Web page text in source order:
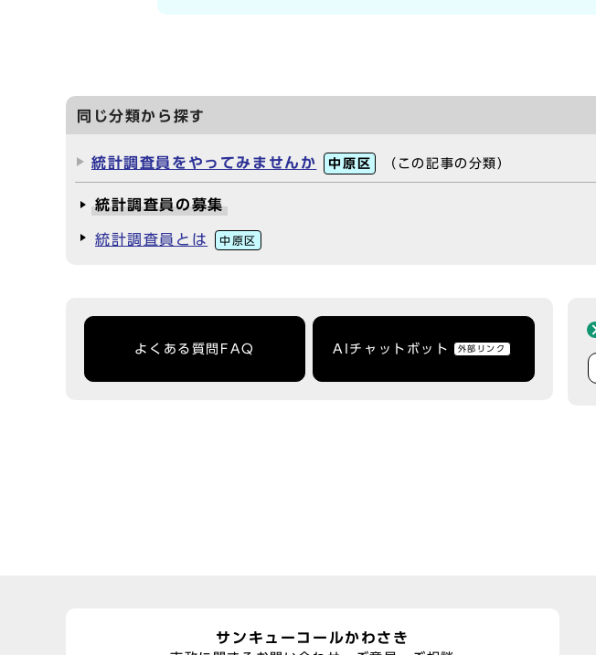
同じ分類から探す
統計調査員をやってみませんか 中原区 （この記事の分類）
統計調査員の募集
統計調査員とは 中原区
よくある質問FAQ AIチャットボット 外部リンク
サンキューコールかわさき